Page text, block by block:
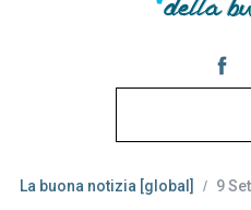
r
La buona notizia [global] 9